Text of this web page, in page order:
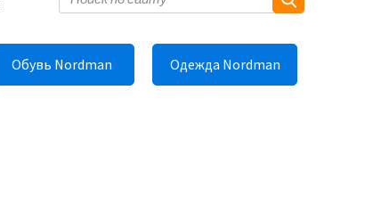
Обувь Nordman Одежда Nordman